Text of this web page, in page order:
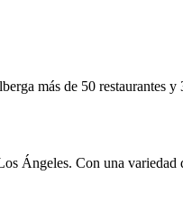
más de 50 restaurantes y
Ángeles. Con una